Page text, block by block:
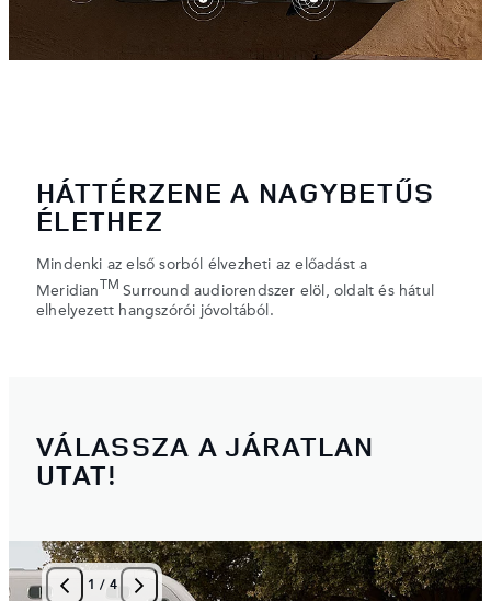
HÁTTÉRZENE A NAGYBETŰS
ÉLETHEZ
Mindenki az első sorból élvezheti az előadást a
Meridian
TMSurround audiorendszer elöl, oldalt és hátul
elhelyezett hangszórói jóvoltából.
VÁLASSZA A JÁRATLAN
UTAT!
1 / 4